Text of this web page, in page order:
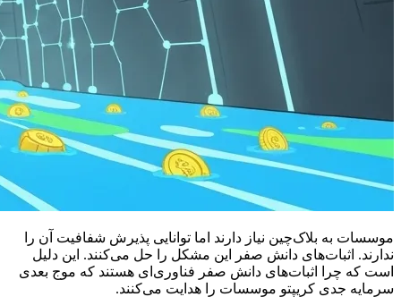
موسسات به بلاک‌چین نیاز دارند اما توانایی پذیرش شفافیت آن را
ندارند. اثبات‌های دانش صفر این مشکل را حل می‌کنند. این دلیل
است که چرا اثبات‌های دانش صفر فناوری‌ای هستند که موج بعدی
سرمایه جدی کریپتو موسسات را هدایت می‌کنند.